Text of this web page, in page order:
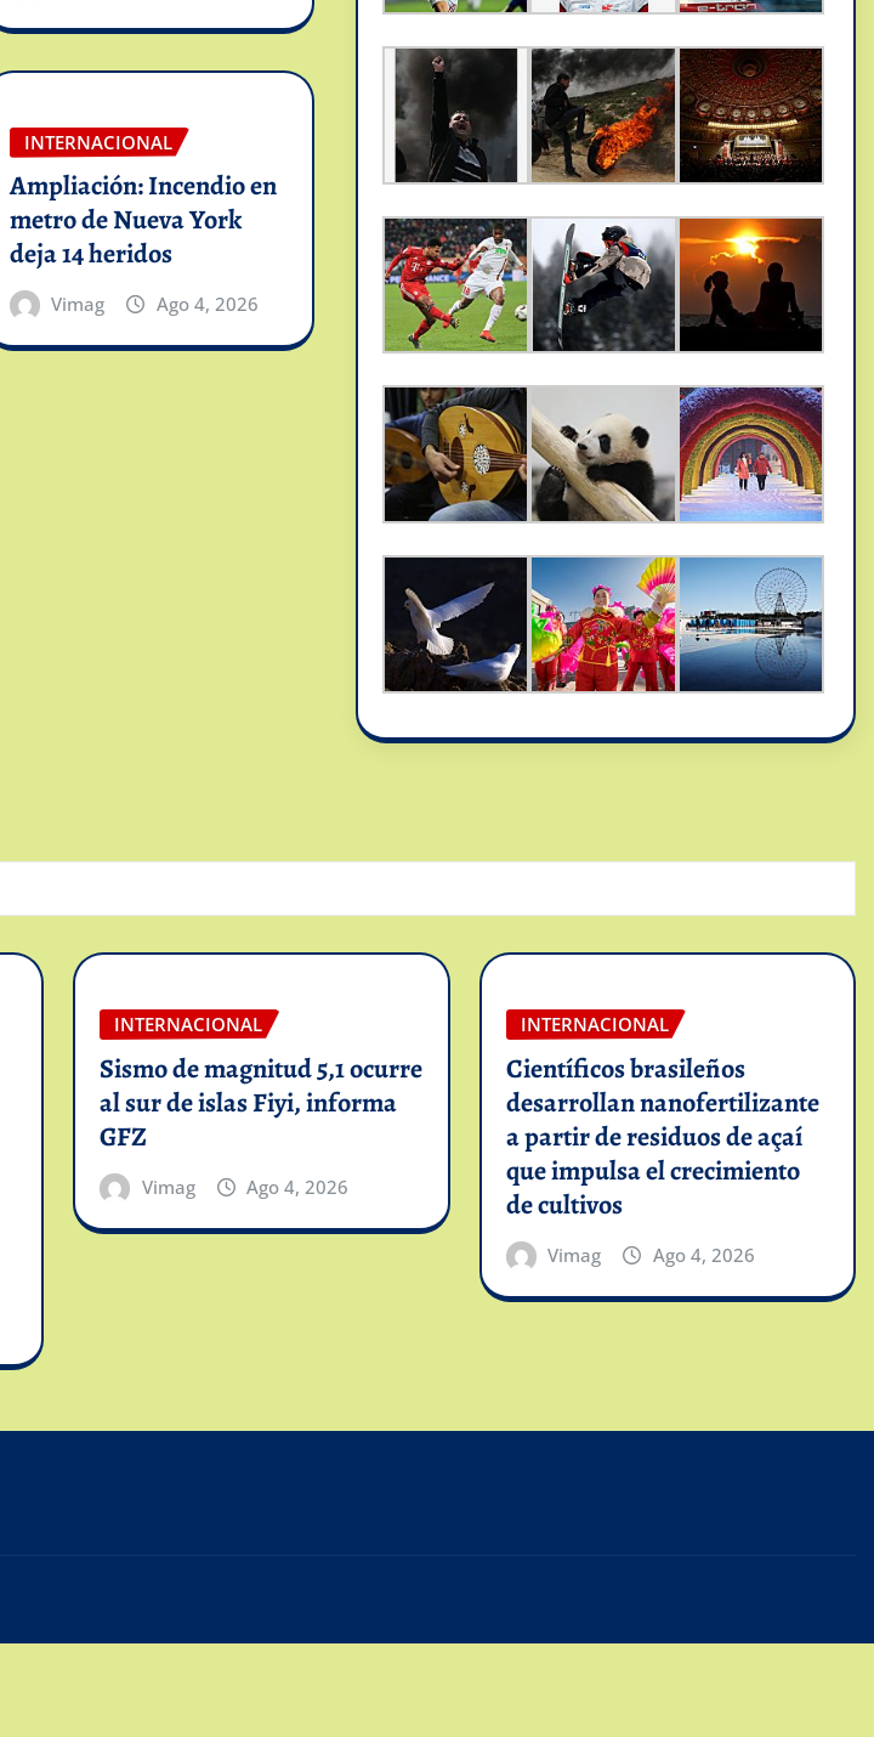
INTERNACIONAL
Ampliación: Incendio en
metro de Nueva York
deja 14 heridos
Vimag Ago 4, 2026
INTERNACIONAL
Sismo de magnitud 5,1 ocurre
al sur de islas Fiyi, informa
GFZ
Vimag Ago 4, 2026
INTERNACIONAL
Científicos brasileños
desarrollan nanofertilizante
a partir de residuos de açaí
que impulsa el crecimiento
de cultivos
Vimag Ago 4, 2026